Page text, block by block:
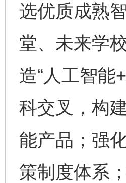
选优质成熟
堂、未来学
造“人工智能
科交叉，构
能产品；强
策制度体系